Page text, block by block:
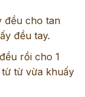
đều cho tan
đều tay.
rồi cho 1
từ vừa khuấy